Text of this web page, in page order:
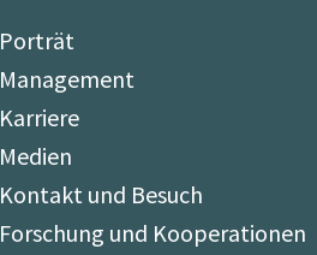
Porträt
Management
Karriere
Medien
Kontakt und Besuch
Forschung und Kooperationen